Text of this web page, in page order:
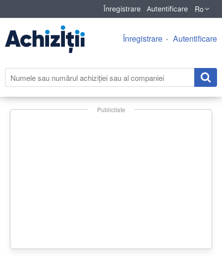
Înregistrare Autentificare Ro
Înregistrare Autentificare
Publicitate